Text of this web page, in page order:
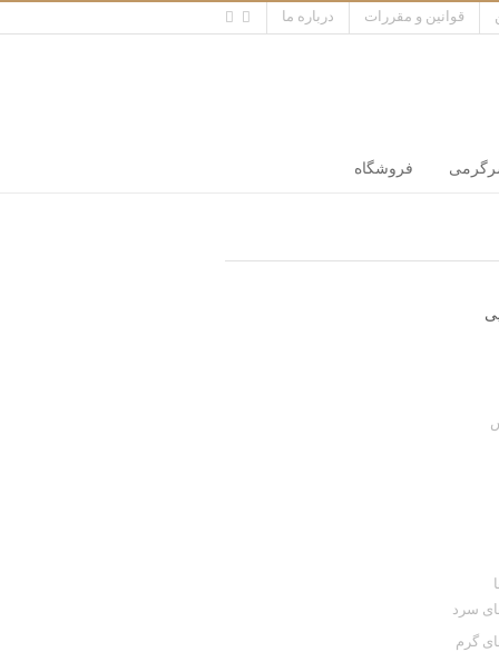
درباره ما قوانین و مقررات
فروشگاه
سرد
گرم